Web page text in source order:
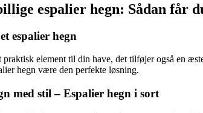
espalier hegn: Sådan får
espalier hegn
element til din have, det tilføjer også en
hegn være den perfekte løsning.
med stil – Espalier hegn i sort